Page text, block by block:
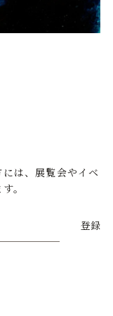
は、展覧会やイベ
。
登録